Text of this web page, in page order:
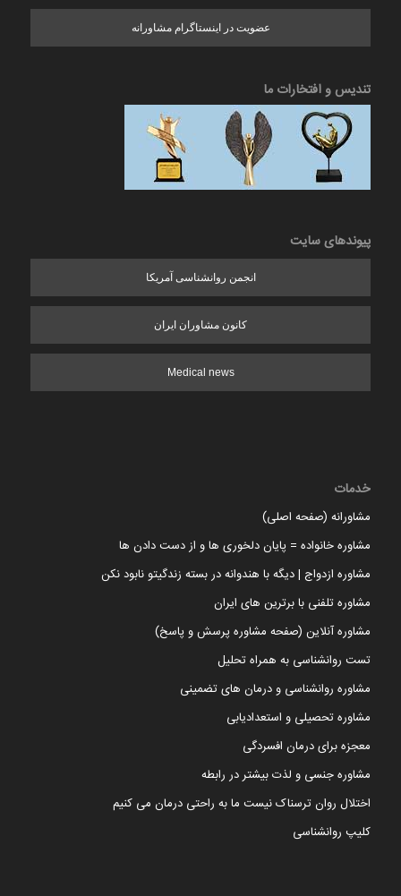
عضویت در اینستاگرام مشاورانه
تندیس و افتخارات ما
پیوندهای سایت
انجمن روانشناسی آمریکا
کانون مشاوران ایران
Medical news
خدمات
مشاورانه (صفحه اصلی)
مشاوره خانواده = پایان دلخوری ها و از دست دادن ها
مشاوره ازدواج | دیگه با هندوانه در بسته زندگیتو نابود نکن
مشاوره تلفنی با برترین های ایران
مشاوره آنلاین (صفحه مشاوره پرسش و پاسخ)
تست روانشناسی به همراه تحلیل
مشاوره روانشناسی و درمان های تضمینی
مشاوره تحصیلی و استعدادیابی
معجزه برای درمان افسردگی
مشاوره جنسی و لذت بیشتر در رابطه
اختلال روان ترسناک نیست ما به راحتی درمان می کنیم
کلیپ روانشناسی